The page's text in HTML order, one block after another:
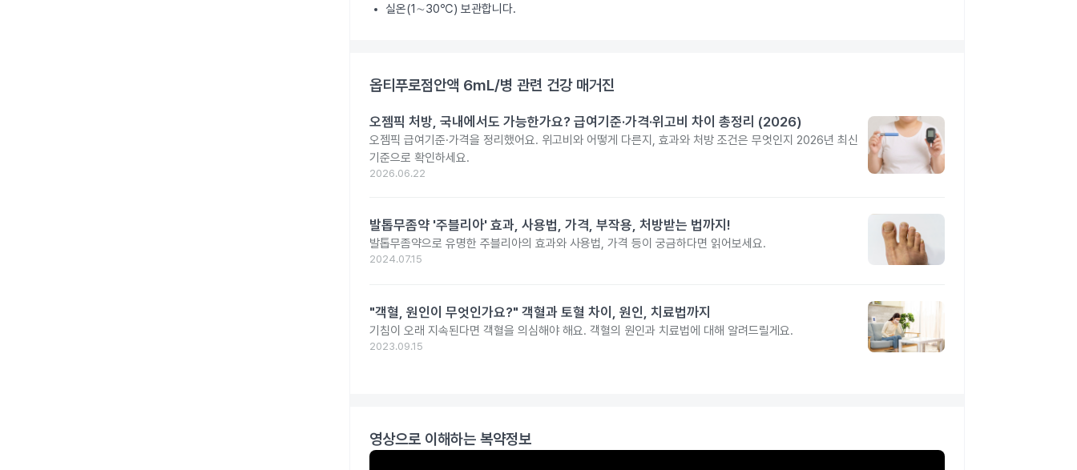
실온(1∼30℃) 보관합니다.
옵티푸로점안액 6mL/병 관련 건강 매거진
오젬픽 처방, 국내에서도 가능한가요? 급여기준·가격·위고비 차이 총정리 (2026)
오젬픽 급여기준·가격을 정리했어요. 위고비와 어떻게 다른지, 효과와 처방 조건은 무엇인지 2026년 최신
기준으로 확인하세요.
2026.06.22
발톱무좀약 '주블리아' 효과, 사용법, 가격, 부작용, 처방받는 법까지!
발톱무좀약으로 유명한 주블리아의 효과와 사용법, 가격 등이 궁금하다면 읽어보세요.
2024.07.15
"객혈, 원인이 무엇인가요?" 객혈과 토혈 차이, 원인, 치료법까지
기침이 오래 지속된다면 객혈을 의심해야 해요. 객혈의 원인과 치료법에 대해 알려드릴게요.
2023.09.15
영상으로 이해하는 복약정보